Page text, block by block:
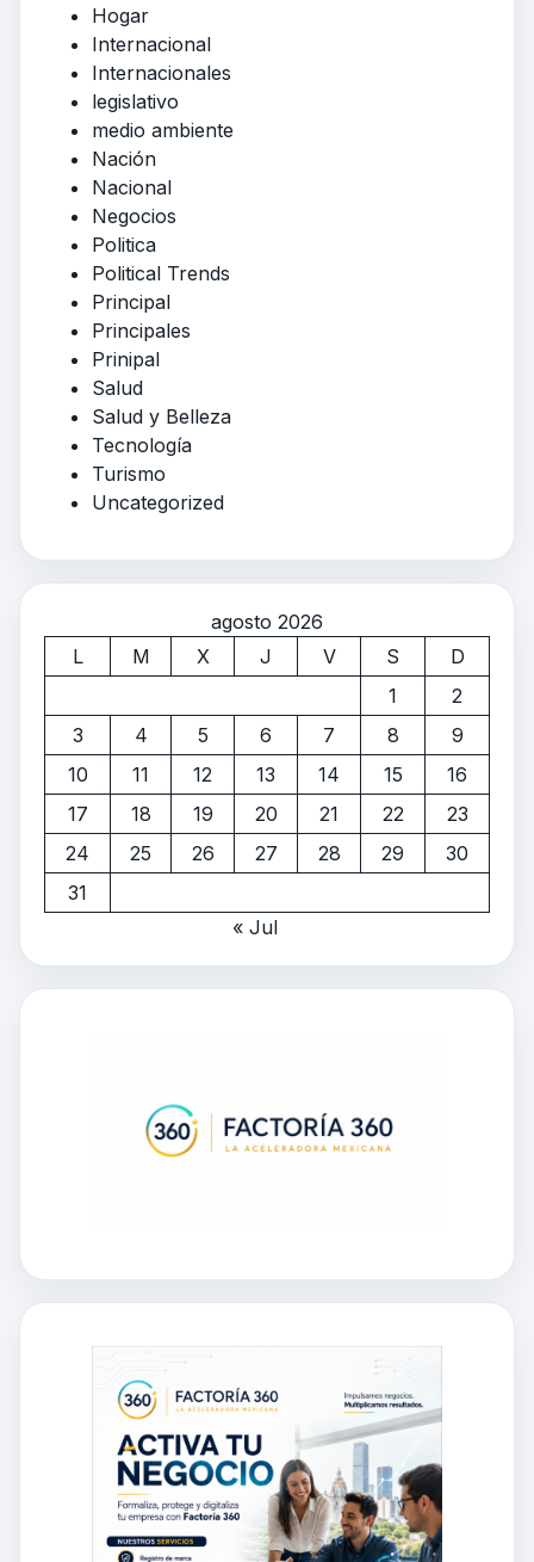
Hogar
Internacional
Internacionales
legislativo
medio ambiente
Nación
Nacional
Negocios
Politica
Political Trends
Principal
Principales
Prinipal
Salud
Salud y Belleza
Tecnología
Turismo
Uncategorized
agosto 2026
L
M X J V S
D
1
2
3
4 5 6 7 8
9
10
11 12 13 14 15
16
17
18 19 20 21 22
23
24
25 26 27 28 29
30
31
« Jul